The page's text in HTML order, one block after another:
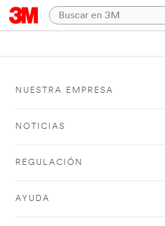
NUESTRA EMPRESA
NOTICIAS
REGULACIÓN
AYUDA